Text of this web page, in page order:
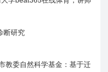
断研究
教委自然科学基金：基于迁